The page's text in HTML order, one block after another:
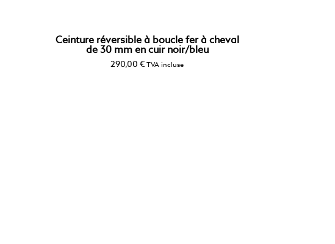
Ceinture réversible à boucle fer à cheval
de 30 mm en cuir noir/bleu
290,00€ TVA incluse